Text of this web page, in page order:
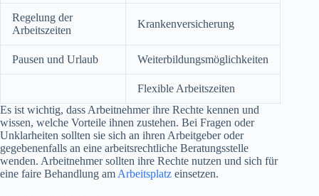
Regelung der
Arbeitszeiten
Krankenversicherung
Pausen und Urlaub Weiterbildungsmöglichkeiten
Flexible Arbeitszeiten
Es ist wichtig, dass Arbeitnehmer ihre Rechte kennen und
wissen, welche Vorteile ihnen zustehen. Bei Fragen oder
Unklarheiten sollten sie sich an ihren Arbeitgeber oder
gegebenenfalls an eine arbeitsrechtliche Beratungsstelle
wenden. Arbeitnehmer sollten ihre Rechte nutzen und sich für
eine faire Behandlung am Arbeitsplatz einsetzen.